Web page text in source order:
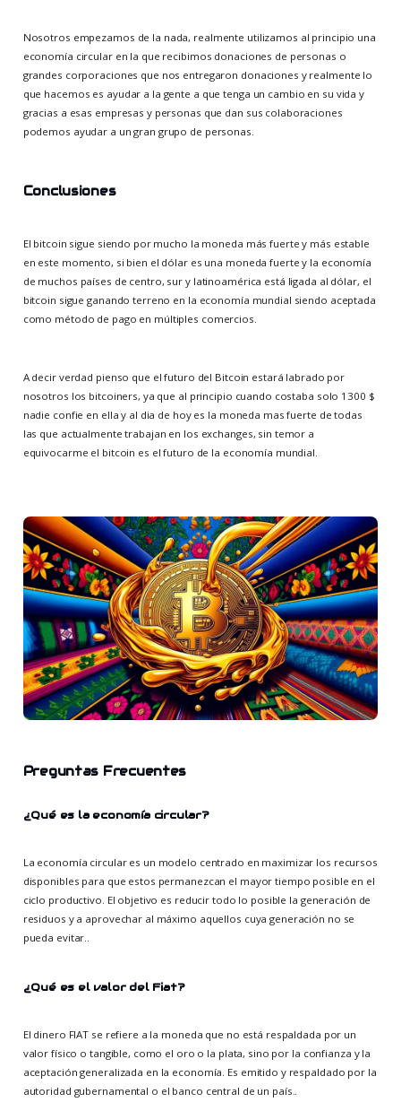
Nosotros empezamos de la nada, realmente utilizamos al principio una
economía circular en la que recibimos donaciones de personas o
grandes corporaciones que nos entregaron donaciones y realmente lo
que hacemos es ayudar a la gente a que tenga un cambio en su vida y
gracias a esas empresas y personas que dan sus colaboraciones
podemos ayudar a un gran grupo de personas.
Conclusiones
El bitcoin sigue siendo por mucho la moneda más fuerte y más estable
en este momento, si bien el dólar es una moneda fuerte y la economía
de muchos países de centro, sur y latinoamérica está ligada al dólar, el
bitcoin sigue ganando terreno en la economía mundial siendo aceptada
como método de pago en múltiples comercios.
A decir verdad pienso que el futuro del Bitcoin estará labrado por
nosotros los bitcoiners, ya que al principio cuando costaba solo 1300 $
nadie confie en ella y al dia de hoy es la moneda mas fuerte de todas
las que actualmente trabajan en los exchanges, sin temor a
equivocarme el bitcoin es el futuro de la economía mundial.
Preguntas Frecuentes
¿Qué es la economía circular?
La economía circular es un modelo centrado en maximizar los recursos
disponibles para que estos permanezcan el mayor tiempo posible en el
ciclo productivo. El objetivo es reducir todo lo posible la generación de
residuos y a aprovechar al máximo aquellos cuya generación no se
pueda evitar..
¿Qué es el valor del Fiat?
El dinero FIAT se refiere a la moneda que no está respaldada por un
valor físico o tangible, como el oro o la plata, sino por la confianza y la
aceptación generalizada en la economía. Es emitido y respaldado por la
autoridad gubernamental o el banco central de un país..